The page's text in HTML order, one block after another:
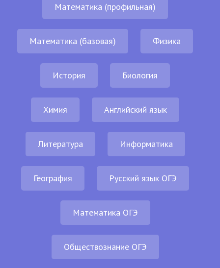
Математика (профильная)
Математика (базовая) Физика
История Биология
Химия Английский язык
Литература Информатика
География Русский язык ОГЭ
Математика ОГЭ
Обществознание ОГЭ